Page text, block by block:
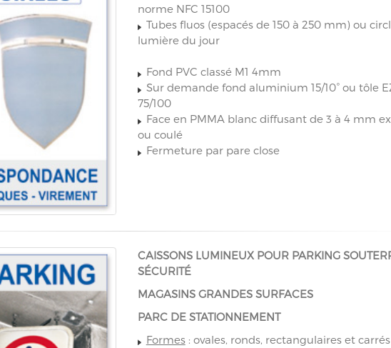
norme NFC 15100
Tubes fluos (espacés de 150 à 250 mm) ou
lumière du jour
Fond PVC classé M1 4mm
Sur demande fond aluminium 15/10° ou tôle
75/100
Face en PMMA blanc diffusant de 3 à 4 mm
ou coulé
Fermeture par pare close
CAISSONS LUMINEUX POUR PARKING
SÉCURITÉ
MAGASINS GRANDES SURFACES
PARC DE STATIONNEMENT
Formes: ovales, ronds, rectangulaires et carrés